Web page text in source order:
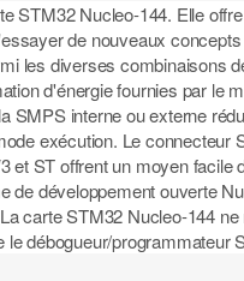
STM32 Nucleo-144. Elle
de nouveaux
les diverses combinaisons
d'énergie fournies par le
SMPS interne ou externe
exécution. Le connecteur
ST offrent un moyen facile
de développement ouverte
carte STM32 Nucleo-144
débogueur/programmateur